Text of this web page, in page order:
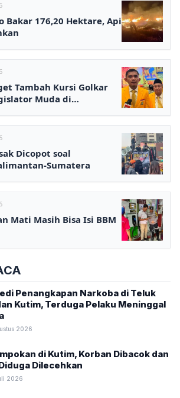
Bakar 176,20 Hektare, Api
Tambah Kursi Golkar
Muda di
Dicopot soal
Sumatera
Mati Masih Bisa Isi BBM
Penangkapan Narkoba di Teluk
Kutim, Terduga Pelaku Meninggal
2026
di Kutim, Korban Dibacok dan
Dilecehkan
2026